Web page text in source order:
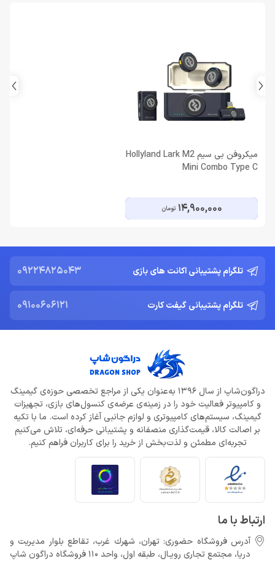
میکروفن بی سیم Hollyland Lark M2
Mini Combo Type C
14,900,000 تومان
تلگرام پشتیبانی اکانت های بازی 09224825043
تلگرام پشتیبانی گیفت کارت 09100606121
دراگون‌شاپ از سال 1396 به‌عنوان یکی از مراجع تخصصی حوزه‌ی گیمینگ
و کامپیوتر فعالیت خود را در زمینه‌ی عرضه‌ی کنسول‌های بازی، تجهیزات
گیمینگ، سیستم‌های کامپیوتری و لوازم جانبی آغاز کرده است. ما با تکیه
بر اصالت کالا، قیمت‌گذاری منصفانه و پشتیبانی حرفه‌ای، تلاش می‌کنیم
تجربه‌ای مطمئن و لذت‌بخش از خرید را برای کاربران فراهم کنیم.
ارتباط با ما
آدرس فروشگاه حضوری: تهران، شهرك غرب، تقاطع بلوار مدیریت و
دريا، مجتمع تجارى رويـال، طبقه اول، واحد 110 فروشگاه دراگون شاپ